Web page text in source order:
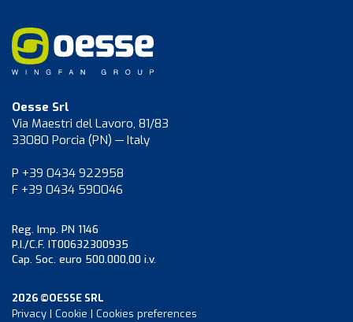
Oesse Srl
Via Maestri del Lavoro, 81/83
33080 Porcia (PN) — Italy
P +39 0434 922958
F +39 0434 590046
Reg. Imp. PN 1146
P.I./C.F. IT00632300935
Cap. Soc. euro 500.000,00 i.v.
2026 ©OESSE SRL
Privacy | Cookie | Cookies preferences